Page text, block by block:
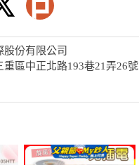
份有限公司
區中正北路193巷21弄26號